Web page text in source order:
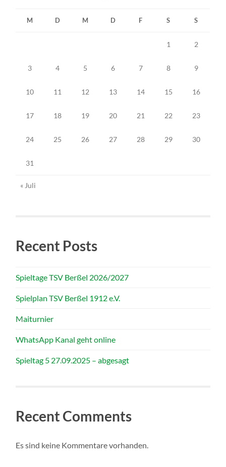
M D M D F S S
1 2
3 4 5 6 7 8 9
10 11 12 13 14 15 16
17 18 19 20 21 22 23
24 25 26 27 28 29 30
31
« Juli
Recent Posts
Spieltage TSV Berßel 2026/2027
Spielplan TSV Berßel 1912 e.V.
Maiturnier
WhatsApp Kanal geht online
Spieltag 5 27.09.2025 – abgesagt
Recent Comments
Es sind keine Kommentare vorhanden.